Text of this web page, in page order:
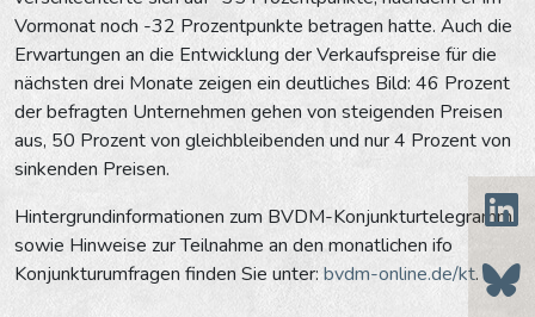
Vormonat noch -32 Prozentpunkte betragen hatte. Auch die
Erwartungen an die Entwicklung der Verkaufspreise für die
nächsten drei Monate zeigen ein deutliches Bild: 46 Prozent
der befragten Unternehmen gehen von steigenden Preisen
aus, 50 Prozent von gleichbleibenden und nur 4 Prozent von
sinkenden Preisen.
Hintergrundinformationen zum BVDM-Konjunkturtelegramm
sowie Hinweise zur Teilnahme an den monatlichen ifo
Konjunkturumfragen finden Sie unter: bvdm-online.de/kt.